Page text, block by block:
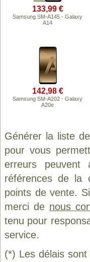
133,99 €
Samsung SM-A145 - Galaxy
A14
142,98 €
Samsung SM-A202 - Galaxy
A20e
Générer la liste
pour vous
erreurs peuvent
références de la
points de vente.
merci de nous
tenu pour
service.
(*) Les délais